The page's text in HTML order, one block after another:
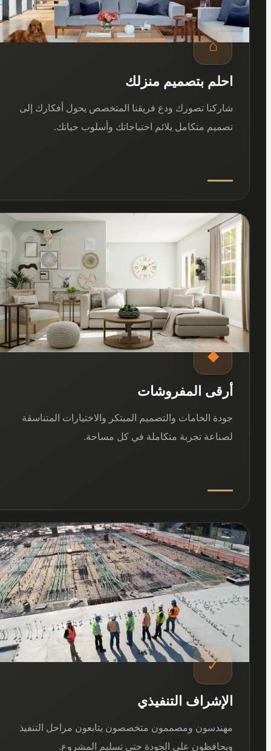
⌂
احلم بتصميم منزلك
شاركنا تصورك ودع فريقنا المتخصص يحول أفكارك إلى
تصميم متكامل يلائم احتياجاتك وأسلوب حياتك.
02
◆
أرقى المفروشات
جودة الخامات والتصميم المبتكر والاختيارات المتناسقة
لصناعة تجربة متكاملة في كل مساحة.
03
✓
الإشراف التنفيذي
مهندسون ومصممون متخصصون يتابعون مراحل التنفيذ
ويحافظون على الجودة حتى تسليم المشروع.